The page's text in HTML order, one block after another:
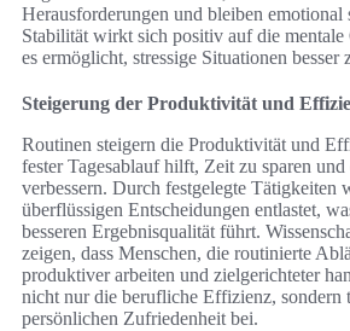
Herausforderungen und bleiben emotional
Stabilität wirkt sich positiv auf die mentale
es ermöglicht, stressige Situationen besser
Steigerung der Produktivität und
Routinen steigern die Produktivität und
fester Tagesablauf hilft, Zeit zu sparen
verbessern. Durch festgelegte Tätigkeiten
überflüssigen Entscheidungen entlastet,
besseren Ergebnisqualität führt.
zeigen, dass Menschen, die routinierte
produktiver arbeiten und zielgerichteter
nicht nur die berufliche Effizienz, sondern
persönlichen Zufriedenheit bei.